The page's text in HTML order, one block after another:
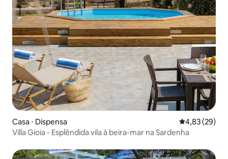
Casa ⋅ Dispensa 4,83 de uma
4,83 (29)
Villa Gioia - Esplêndida vila à beira-mar na Sardenha